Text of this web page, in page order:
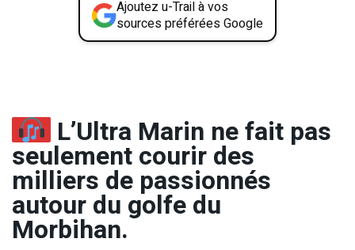
Ajoutez u-Trail à vos
sources préférées Google
L’Ultra Marin ne fait pas
seulement courir des
milliers de passionnés
autour du golfe du
Morbihan.